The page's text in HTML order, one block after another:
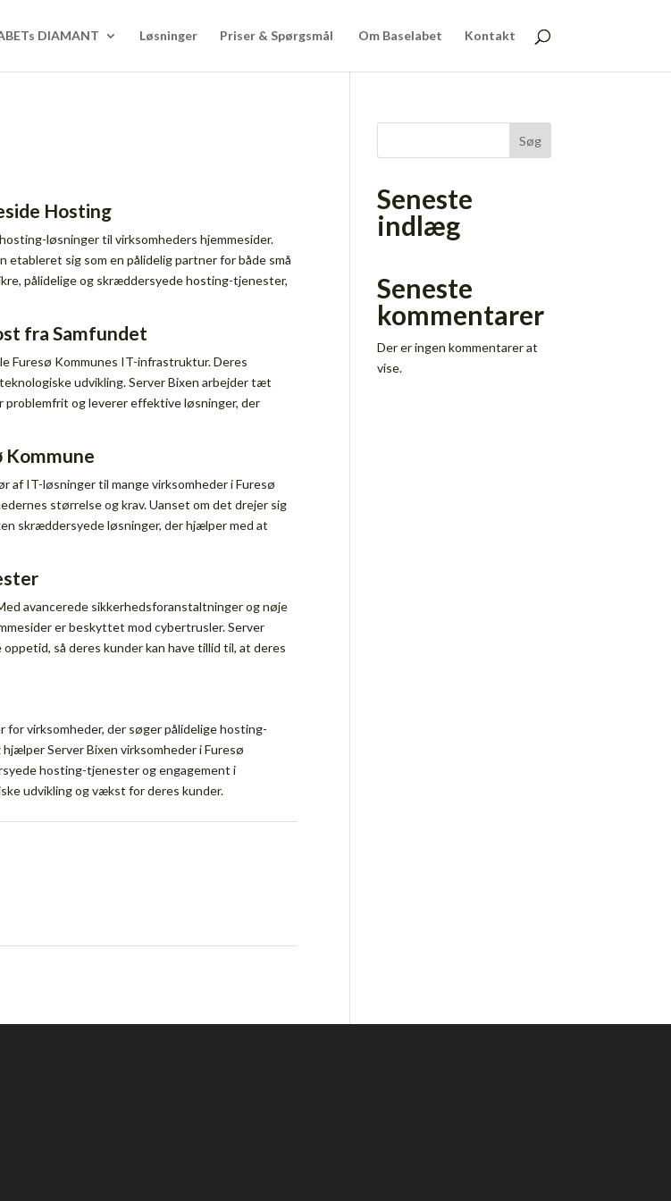
DIAMANT Løsninger Priser & Spørgsmål Om Baselabet Kontakt
Hosting
løsninger til virksomheders hjemmesider.
sig som en pålidelig partner for både små
pålidelige og skræddersyede hosting-tjenester,
fra Samfundet
Furesø Kommunes IT-infrastruktur. Deres
udvikling. Server Bixen arbejder tæt
problemfrit og leverer effektive løsninger, der
Kommune
af IT-løsninger til mange virksomheder i Furesø
størrelse og krav. Uanset om det drejer sig
skræddersyede løsninger, der hjælper med at
avancerede sikkerhedsforanstaltninger og nøje
er beskyttet mod cybertrusler. Server
så deres kunder kan have tillid til, at deres
virksomheder, der søger pålidelige hosting-
Server Bixen virksomheder i Furesø
hosting-tjenester og engagement i
udvikling og vækst for deres kunder.
Søg
Seneste
indlæg
Seneste
kommentarer
Der er ingen kommentarer at
vise.